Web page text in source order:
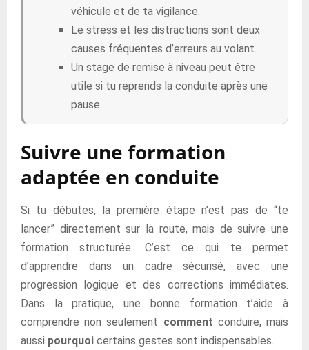
véhicule et de ta vigilance.
Le stress et les distractions sont deux
causes fréquentes d’erreurs au volant.
Un stage de remise à niveau peut être
utile si tu reprends la conduite après une
pause.
Suivre une formation
adaptée en conduite
Si tu débutes, la première étape n’est pas de “te
lancer” directement sur la route, mais de suivre une
formation structurée. C’est ce qui te permet
d’apprendre dans un cadre sécurisé, avec une
progression logique et des corrections immédiates.
Dans la pratique, une bonne formation t’aide à
comprendre non seulement comment conduire, mais
aussi pourquoi certains gestes sont indispensables.